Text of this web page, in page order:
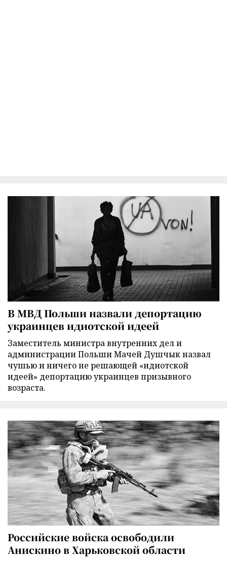
В МВД Польши назвали депортацию
украинцев идиотской идеей
Заместитель министра внутренних дел и
администрации Польши Мачей Душчык назвал
чушью и ничего не решающей «идиотской
идеей» депортацию украинцев призывного
возраста.
Российские войска освободили
Анискино в Харьковской области